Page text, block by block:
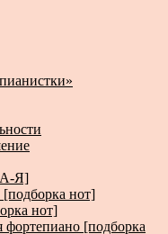
статьи…
Я]
нот]
нот]
[подборка